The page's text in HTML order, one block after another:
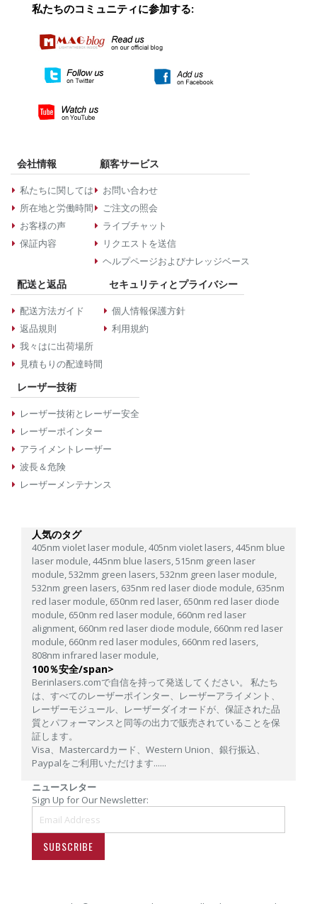
私たちのコミュニティに参加する:
会社情報
私たちに関しては
所在地と労働時間
お客様の声
保証内容
顧客サービス
お問い合わせ
ご注文の照会
ライブチャット
リクエストを送信
ヘルプページおよびナレッジベース
配送と返品
配送方法ガイド
返品規則
我々はに出荷場所
見積もりの配達時間
セキュリティとプライバシー
個人情報保護方針
利用規約
レーザー技術
レーザー技術とレーザー安全
レーザーポインター
アライメントレーザー
波長＆危険
レーザーメンテナンス
人気のタグ
405nm violet laser module, 405nm violet lasers, 445nm blue
laser module, 445nm blue lasers, 515nm green laser
module, 532mm green lasers, 532nm green laser module,
532nm green lasers, 635nm red laser diode module, 635nm
red laser module, 650nm red laser, 650nm red laser diode
module, 650nm red laser module, 660nm red laser
alignment, 660nm red laser diode module, 660nm red laser
module, 660nm red laser modules, 660nm red lasers,
808nm infrared laser module,
100％安全/span>
Berinlasers.comで自信を持って発送してください。 私たち
は、すべてのレーザーポインター、レーザーアライメント、
レーザーモジュール、レーザーダイオードが、保証された品
質とパフォーマンスと同等の出力で販売されていることを保
証します。
Visa、Mastercardカード、Western Union、銀行振込、
Paypalをご利用いただけます......
ニュースレター
Sign Up for Our Newsletter:
SUBSCRIBE